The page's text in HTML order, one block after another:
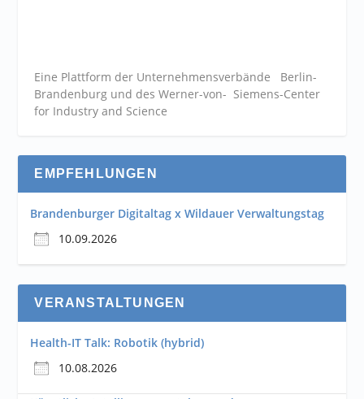
Eine Plattform der Unternehmensverbände Berlin-
Brandenburg und des Werner-von- Siemens-Center
for Industry and Science
EMPFEHLUNGEN
Brandenburger Digitaltag x Wildauer Verwaltungstag
10.09.2026
VERANSTALTUNGEN
Health-IT Talk: Robotik (hybrid)
10.08.2026